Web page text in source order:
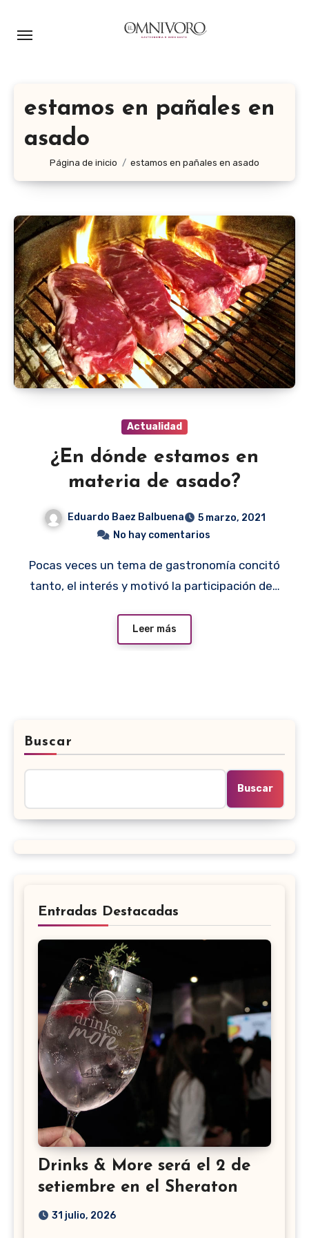
estamos en pañales en
asado
Página de inicio estamos en pañales en asado
Actualidad
¿En dónde estamos en
materia de asado?
Eduardo Baez Balbuena
5 marzo, 2021
No hay comentarios
Pocas veces un tema de gastronomía concitó
tanto, el interés y motivó la participación de…
Leer más
Buscar
Buscar
Entradas Destacadas
Drinks & More será el 2 de
setiembre en el Sheraton
31 julio, 2026